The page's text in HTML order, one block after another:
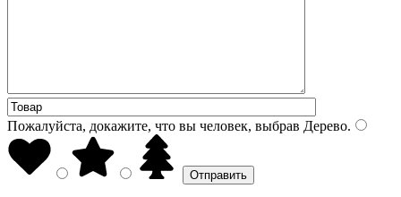
Пожалуйста, докажите, что вы человек, выбрав Дерево.